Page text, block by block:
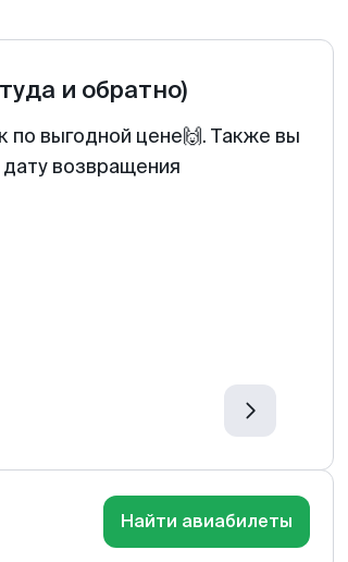
и обратно)
по выгодной цене🙌. Также вы
возвращения
Найти авиабилеты